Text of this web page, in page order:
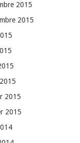
2015
2015
2015
2015